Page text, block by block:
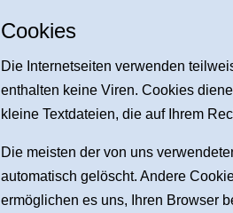
Cookies
Die Internetseiten verwenden
enthalten keine Viren. Cookies
kleine Textdateien, die auf Ihrem
Die meisten der von uns
automatisch gelöscht. Andere
ermöglichen es uns, Ihren Browser